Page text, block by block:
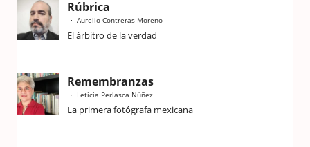
Rúbrica
Aurelio Contreras Moreno
El árbitro de la verdad
Remembranzas
Leticia Perlasca Núñez
La primera fotógrafa mexicana